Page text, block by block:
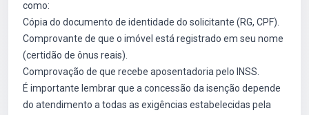
como:
Cópia do documento de identidade do solicitante (RG, CPF).
Comprovante de que o imóvel está registrado em seu nome
(certidão de ônus reais).
Comprovação de que recebe aposentadoria pelo INSS.
É importante lembrar que a concessão da isenção depende
do atendimento a todas as exigências estabelecidas pela